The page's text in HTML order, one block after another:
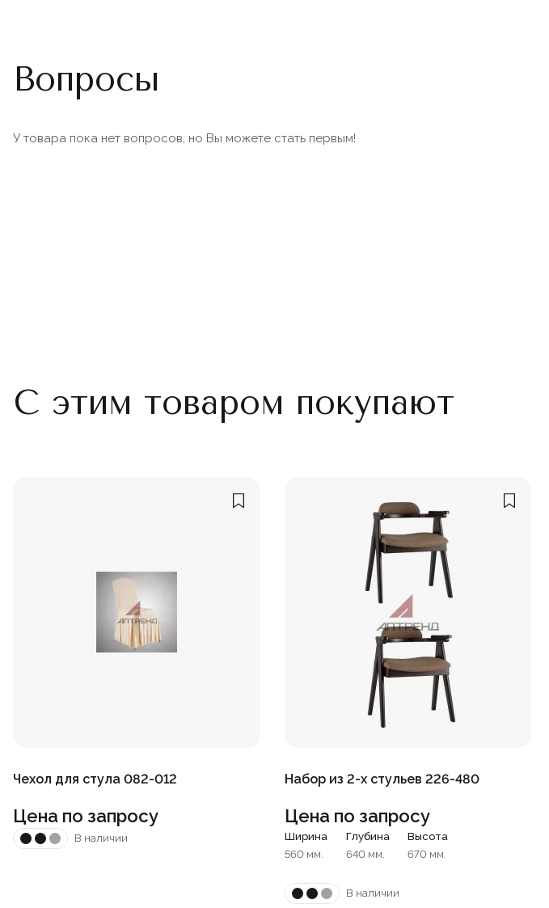
Вопросы
У товара пока нет вопросов, но Вы можете стать первым!
С этим товаром покупают
Чехол для стула 082-012
Цена по запросу
В наличии
Набор из 2-х стульев 226-480
Цена по запросу
Ширина
560 мм.
Глубина
640 мм.
Высота
670 мм.
В наличии